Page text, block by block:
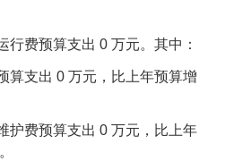
费预算支出 0 万元。其中：
支出 0 万元，比上年预算增
费预算支出 0 万元，比上年